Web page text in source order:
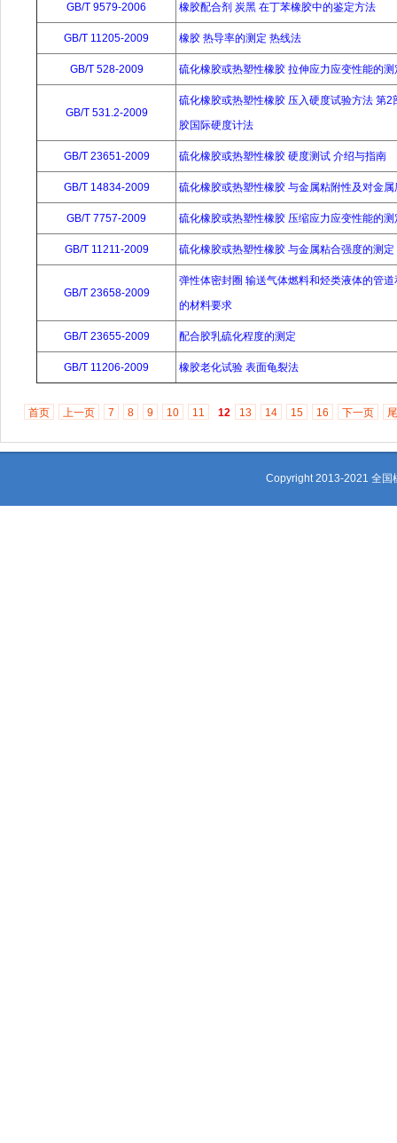
GB/T 9579-2006 橡胶配合剂 炭黑 在丁苯橡胶中的鉴定方法
GB/T 11205-2009 橡胶 热导率的测定 热线法
GB/T 528-2009 硫化橡胶或热塑性橡胶 拉伸应力应变性能的测
GB/T 531.2-2009
硫化橡胶或热塑性橡胶 压入硬度试验方法 第2
胶国际硬度计法
GB/T 23651-2009 硫化橡胶或热塑性橡胶 硬度测试 介绍与指南
GB/T 14834-2009 硫化橡胶或热塑性橡胶 与金属粘附性及对金
GB/T 7757-2009 硫化橡胶或热塑性橡胶 压缩应力应变性能的测
GB/T 11211-2009 硫化橡胶或热塑性橡胶 与金属粘合强度的测定
GB/T 23658-2009
弹性体密封圈 输送气体燃料和烃类液体的管
的材料要求
GB/T 23655-2009 配合胶乳硫化程度的测定
GB/T 11206-2009 橡胶老化试验 表面龟裂法
首页 上一页 7 8 9 10 11 12 13 14 15 16 下一页
Copyright 2013-2021 全国